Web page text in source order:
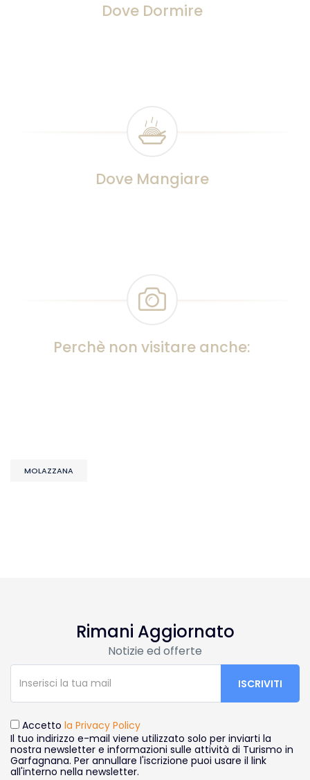
Dove Dormire
Dove Mangiare
Perchè non visitare anche:
MOLAZZANA
Rimani Aggiornato
Notizie ed offerte
Accetto la Privacy Policy
Il tuo indirizzo e-mail viene utilizzato solo per inviarti la
nostra newsletter e informazioni sulle attività di Turismo in
Garfagnana. Per annullare l'iscrizione puoi usare il link
all'interno nella newsletter.